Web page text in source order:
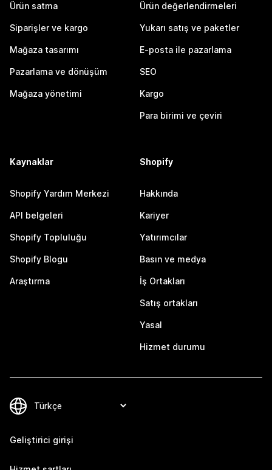
Ürün satma
Siparişler ve kargo
Mağaza tasarımı
Pazarlama ve dönüşüm
Mağaza yönetimi
Ürün değerlendirmeleri
Yukarı satış ve paketler
E-posta ile pazarlama
SEO
Kargo
Para birimi ve çeviri
Kaynaklar
Shopify Yardım Merkezi
API belgeleri
Shopify Topluluğu
Shopify Blogu
Araştırma
Shopify
Hakkında
Kariyer
Yatırımcılar
Basın ve medya
İş Ortakları
Satış ortakları
Yasal
Hizmet durumu
Geliştirici girişi